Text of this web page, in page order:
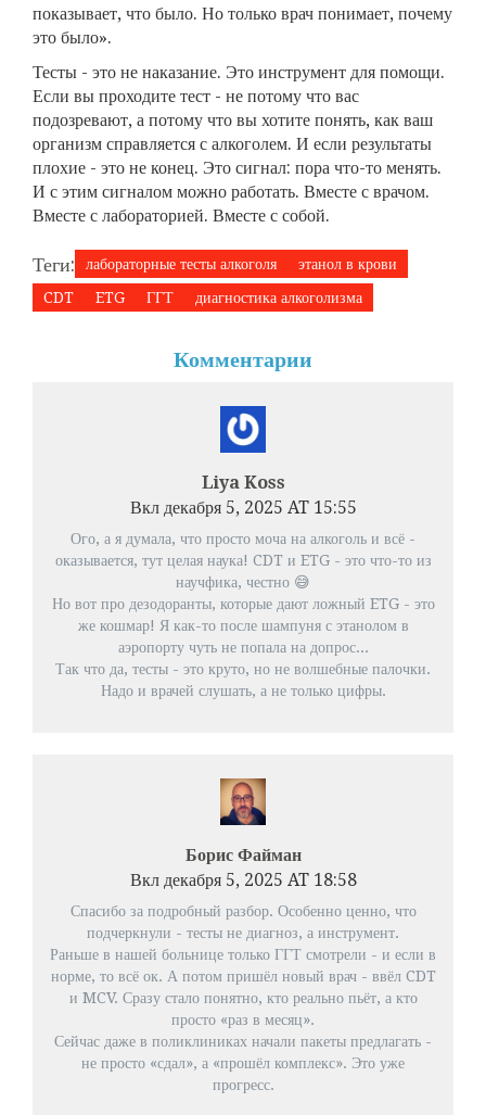
показывает, что было. Но только врач понимает, почему
это было».
Тесты - это не наказание. Это инструмент для помощи.
Если вы проходите тест - не потому что вас
подозревают, а потому что вы хотите понять, как ваш
организм справляется с алкоголем. И если результаты
плохие - это не конец. Это сигнал: пора что-то менять.
И с этим сигналом можно работать. Вместе с врачом.
Вместе с лабораторией. Вместе с собой.
Теги: лабораторные тесты алкоголя
этанол в крови
CDT
ETG ГГТ диагностика алкоголизма
Комментарии
Liya Koss
Вкл декабря 5, 2025 AT 15:55
Ого, а я думала, что просто моча на алкоголь и всё -
оказывается, тут целая наука! CDT и ETG - это что-то из
научфика, честно 😅
Но вот про дезодоранты, которые дают ложный ETG - это
же кошмар! Я как-то после шампуня с этанолом в
аэропорту чуть не попала на допрос...
Так что да, тесты - это круто, но не волшебные палочки.
Надо и врачей слушать, а не только цифры.
Борис Файман
Вкл декабря 5, 2025 AT 18:58
Спасибо за подробный разбор. Особенно ценно, что
подчеркнули - тесты не диагноз, а инструмент.
Раньше в нашей больнице только ГГТ смотрели - и если в
норме, то всё ок. А потом пришёл новый врач - ввёл CDT
и MCV. Сразу стало понятно, кто реально пьёт, а кто
просто «раз в месяц».
Сейчас даже в поликлиниках начали пакеты предлагать -
не просто «сдал», а «прошёл комплекс». Это уже
прогресс.